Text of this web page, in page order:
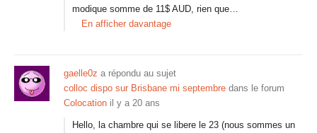
modique somme de 11$ AUD, rien que…
En afficher davantage
gaelle0z a répondu au sujet
colloc dispo sur Brisbane mi septembre dans le forum
Colocation il y a 20 ans
Hello, la chambre qui se libere le 23 (nous sommes un